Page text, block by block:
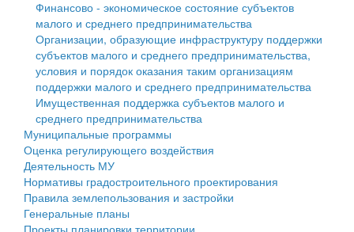
Персональные данные
Оценка регулирующего воздействия
Деятельность МУ
Нормативы градостроительного проектирования
Правила землепользования и застройки
Генеральные планы
Проекты планировки территории
Финансово - экономическое состояние субъектов
малого и среднего предпринимательства
Организации, образующие инфраструктуру поддержки
субъектов малого и среднего предпринимательства,
условия и порядок оказания таким организациям
поддержки малого и среднего предпринимательства
Имущественная поддержка субъектов малого и
среднего предпринимательства
Муниципальные программы
Оценка регулирующего воздействия
Деятельность МУ
Нормативы градостроительного проектирования
Правила землепользования и застройки
Генеральные планы
Проекты планировки территории